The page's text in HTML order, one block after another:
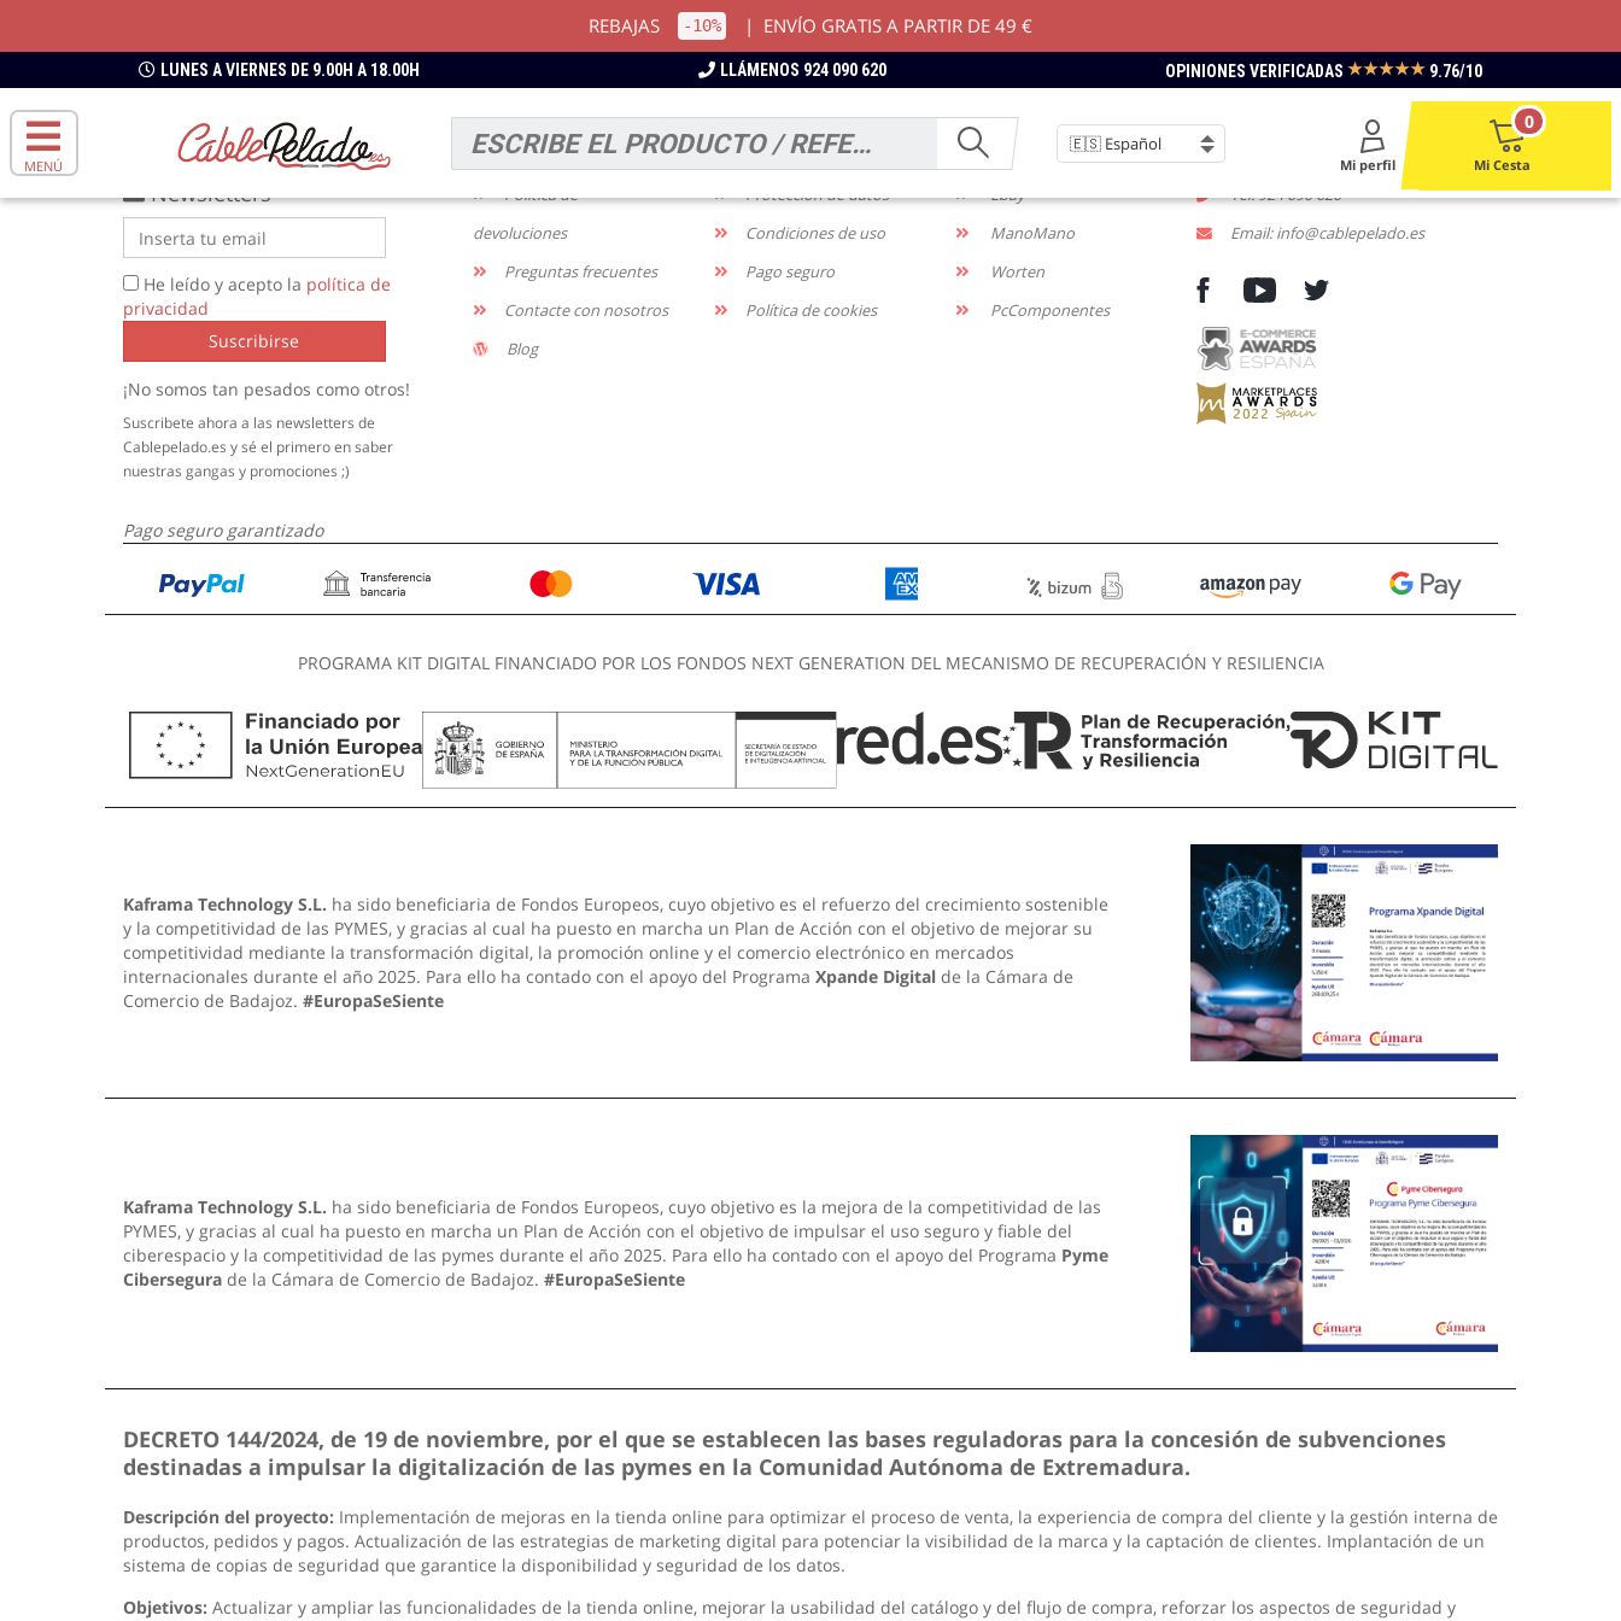
REBAJAS -10% | ENVÍO GRATIS A PARTIR DE 49 €
LUNES A VIERNES DE 9.00H A 18.00H LLÁMENOS 924 090 620 OPINIONES VERIFICADAS ★★★★★ 9.76/10
MENÚ Mi perfil Mi Cesta
0
Newsletters
He leído y acepto la política de
privacidad
Suscribirse
¡No somos tan pesados como otros!
Suscribete ahora a las newsletters de
Cablepelado.es y sé el primero en saber
nuestras gangas y promociones ;)
INFORMACIÓN
Envíos y devoluciones
Política de
devoluciones
Preguntas frecuentes
Contacte con nosotros
Blog
NOTIFICACIONES
Aviso legal
Protección de datos
Condiciones de uso
Pago seguro
Política de cookies
MARKETPLACE
Amazon
Ebay
ManoMano
Worten
PcComponentes
CONTACTENOS
Tel: 924 090 620
Email: info@cablepelado.es
Pago seguro garantizado
PROGRAMA KIT DIGITAL FINANCIADO POR LOS FONDOS NEXT GENERATION DEL MECANISMO DE RECUPERACIÓN Y RESILIENCIA
Kaframa Technology S.L. ha sido beneficiaria de Fondos Europeos, cuyo objetivo es el refuerzo del crecimiento sostenible
y la competitividad de las PYMES, y gracias al cual ha puesto en marcha un Plan de Acción con el objetivo de mejorar su
competitividad mediante la transformación digital, la promoción online y el comercio electrónico en mercados
internacionales durante el año 2025. Para ello ha contado con el apoyo del Programa Xpande Digital de la Cámara de
Comercio de Badajoz. #EuropaSeSiente
Kaframa Technology S.L. ha sido beneficiaria de Fondos Europeos, cuyo objetivo es la mejora de la competitividad de las
PYMES, y gracias al cual ha puesto en marcha un Plan de Acción con el objetivo de impulsar el uso seguro y fiable del
ciberespacio y la competitividad de las pymes durante el año 2025. Para ello ha contado con el apoyo del Programa Pyme
Cibersegura de la Cámara de Comercio de Badajoz. #EuropaSeSiente
DECRETO 144/2024, de 19 de noviembre, por el que se establecen las bases reguladoras para la concesión de subvenciones
destinadas a impulsar la digitalización de las pymes en la Comunidad Autónoma de Extremadura.
Descripción del proyecto: Implementación de mejoras en la tienda online para optimizar el proceso de venta, la experiencia de compra del cliente y la gestión interna de
productos, pedidos y pagos. Actualización de las estrategias de marketing digital para potenciar la visibilidad de la marca y la captación de clientes. Implantación de un
sistema de copias de seguridad que garantice la disponibilidad y seguridad de los datos.
Objetivos: Actualizar y ampliar las funcionalidades de la tienda online, mejorar la usabilidad del catálogo y del flujo de compra, reforzar los aspectos de seguridad y